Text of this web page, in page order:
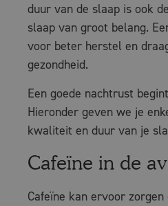
duur van de slaap is ook
slaap van groot belang.
voor beter herstel en
gezondheid.
Een goede nachtrust
Hieronder geven we je
kwaliteit en duur van je
Cafeïne in de
Cafeïne kan ervoor